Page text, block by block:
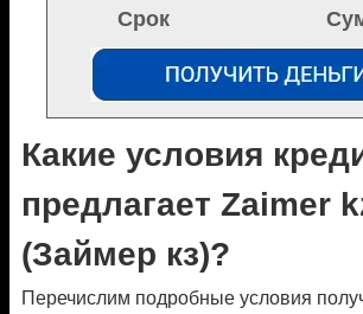
Срок
Какие условия
предлагает Zaimer
(Займер кз)?
Перечислим подробные условия